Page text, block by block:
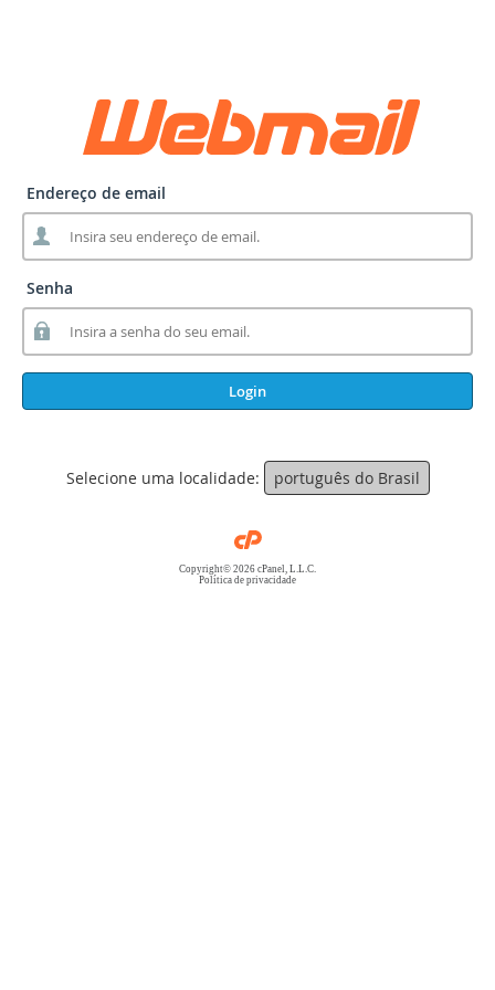
Endereço de email
Senha
Login
Selecione uma localidade: português do Brasil
Copyright© 2026 cPanel, L.L.C.
Política de privacidade